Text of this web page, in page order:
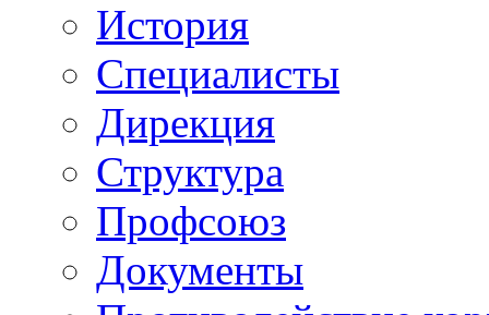
История
Специалисты
Дирекция
Структура
Профсоюз
Документы